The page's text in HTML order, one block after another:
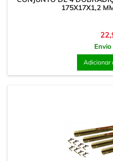
175X17X1,2
Adicionar